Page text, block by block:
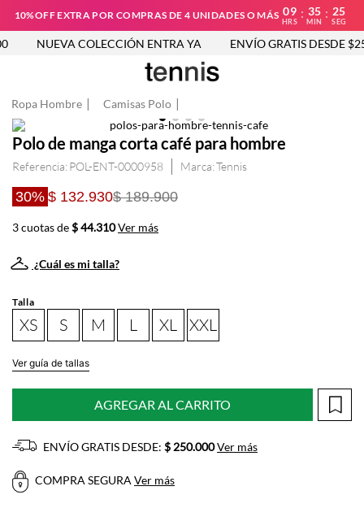
10%OFF EXTRA POR COMPRAS DE 4 UNIDADES O MÁS 09
HRS
: 35
MIN
: 25
SEG
NUEVA COLECCIÓN ENTRA YA ENVÍO GRATIS DESDE
Ropa Hombre Camisas Polo
Polo de manga corta café para hombre
Referencia: POL-ENT-0000958 Tennis
30% $ 132.930$ 189.900
3 cuotas de$ 44.310Ver más
¿Cuál es mi talla?
Talla
XS S M L XL XXL
Ver guía de tallas
AGREGAR AL CARRITO
ENVÍO GRATIS DESDE: $ 250.000Ver más
COMPRA SEGURA Ver más